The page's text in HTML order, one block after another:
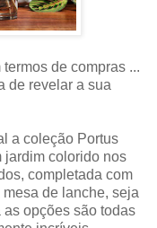
de compras ...
de revelar a sua
a coleção Portus
jardim colorido nos
completada com
de lanche, seja
opções são todas